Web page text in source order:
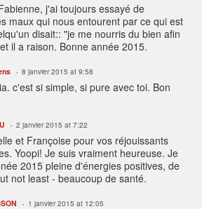
j'ai toujours essayé de
maux qui nous entourent par ce qui est
disait:: "je me nourris du bien afin
il a raison. Bonne année 2015.
8 janvier 2015 at 9:58
c'est si simple, si pure avec toi. Bon
2 janvier 2015 at 7:22
et Françoise pour vos réjouissants
Yoopi! Je suis vraiment heureuse. Je
2015 pleine d'énergies positives, de
not least - beaucoup de santé.
1 janvier 2015 at 12:05